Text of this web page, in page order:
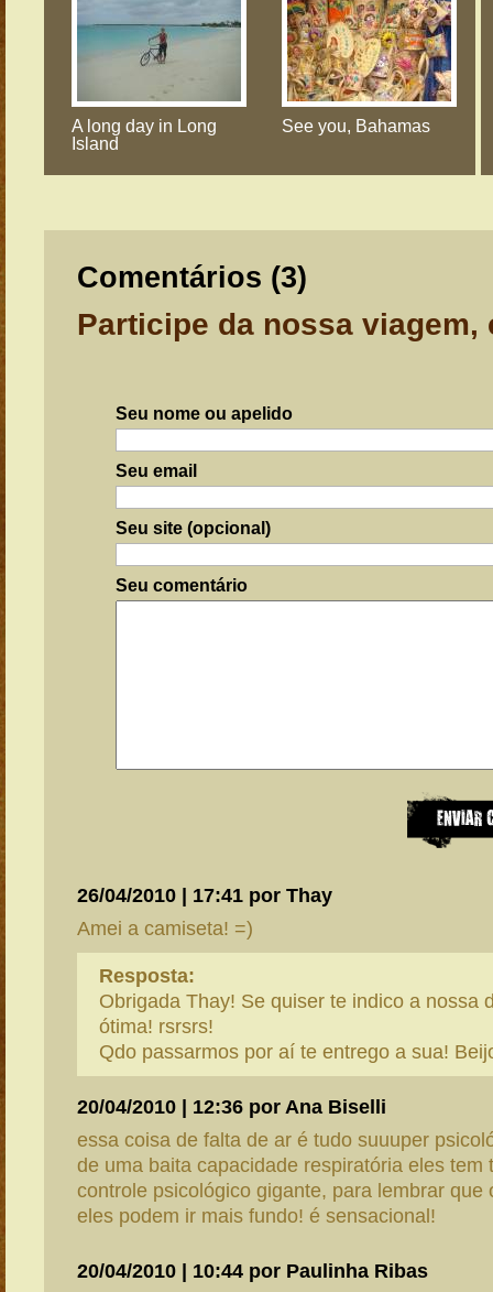
A long day in Long
Island
See you, Bahamas
Comentários (3)
Participe da nossa viagem,
Seu nome ou apelido
Seu email
Seu site (opcional)
Seu comentário
26/04/2010 | 17:41 por Thay
Amei a camiseta! =)
Resposta:
Obrigada Thay! Se quiser te indico a nossa
ótima! rsrsrs!
Qdo passarmos por aí te entrego a sua!
20/04/2010 | 12:36 por Ana Biselli
essa coisa de falta de ar é tudo suuuper
de uma baita capacidade respiratória eles tem
controle psicológico gigante, para lembrar que
eles podem ir mais fundo! é sensacional!
20/04/2010 | 10:44 por Paulinha Ribas